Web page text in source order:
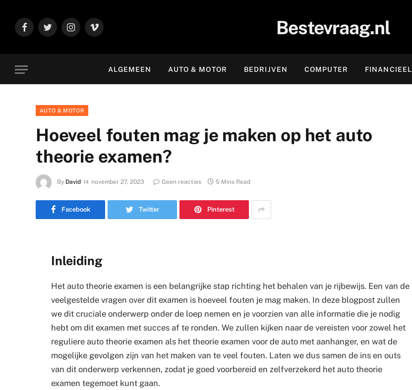
FacebookTwitter Instagram
Vimeo Bestevraag.nl
ALGEMEEN AUTO & MOTOR BEDRIJVEN COMPUTER FINANCIEEL
AUTO & MOTOR
Hoeveel fouten mag je maken op het auto
theorie examen?
By David november 27, 2023 Geen reacties 5 Mins Read
Facebook Twitter Pinterest
Inleiding
Het auto theorie examen is een belangrijke stap richting het behalen van je rijbewijs. Een van de
veelgestelde vragen over dit examen is hoeveel fouten je mag maken. In deze blogpost zullen
we dit cruciale onderwerp onder de loep nemen en je voorzien van alle informatie die je nodig
hebt om dit examen met succes af te ronden. We zullen kijken naar de vereisten voor zowel het
reguliere auto theorie examen als het theorie examen voor de auto met aanhanger, en wat de
mogelijke gevolgen zijn van het maken van te veel fouten. Laten we dus samen de ins en outs
van dit onderwerp verkennen, zodat je goed voorbereid en zelfverzekerd het auto theorie
examen tegemoet kunt gaan.